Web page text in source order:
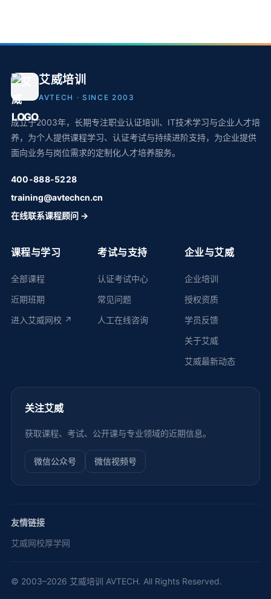
艾威培训
AVTECH · SINCE 2003
成立于2003年，长期专注职业认证培训、IT技术学习与企业人才培
养，为个人提供课程学习、认证考试与持续进阶支持，为企业提供
面向业务与岗位需求的定制化人才培养服务。
400-888-5228
training@avtechcn.cn
在线联系课程顾问 →
课程与学习
全部课程
近期班期
进入艾威网校 ↗
考试与支持
认证考试中心
常见问题
人工在线咨询
企业与艾威
企业培训
授权资质
学员反馈
关于艾威
艾威最新动态
关注艾威
获取课程、考试、公开课与专业领域的近期信息。
微信公众号 微信视频号
友情链接
艾威网校厚学网
© 2003–2026 艾威培训 AVTECH. All Rights Reserved.